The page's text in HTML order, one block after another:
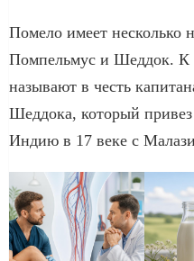
Помело имеет несколько
Помпельмус и Шеддок. К
называют в честь
Шеддока, который
Индию в 17 веке с